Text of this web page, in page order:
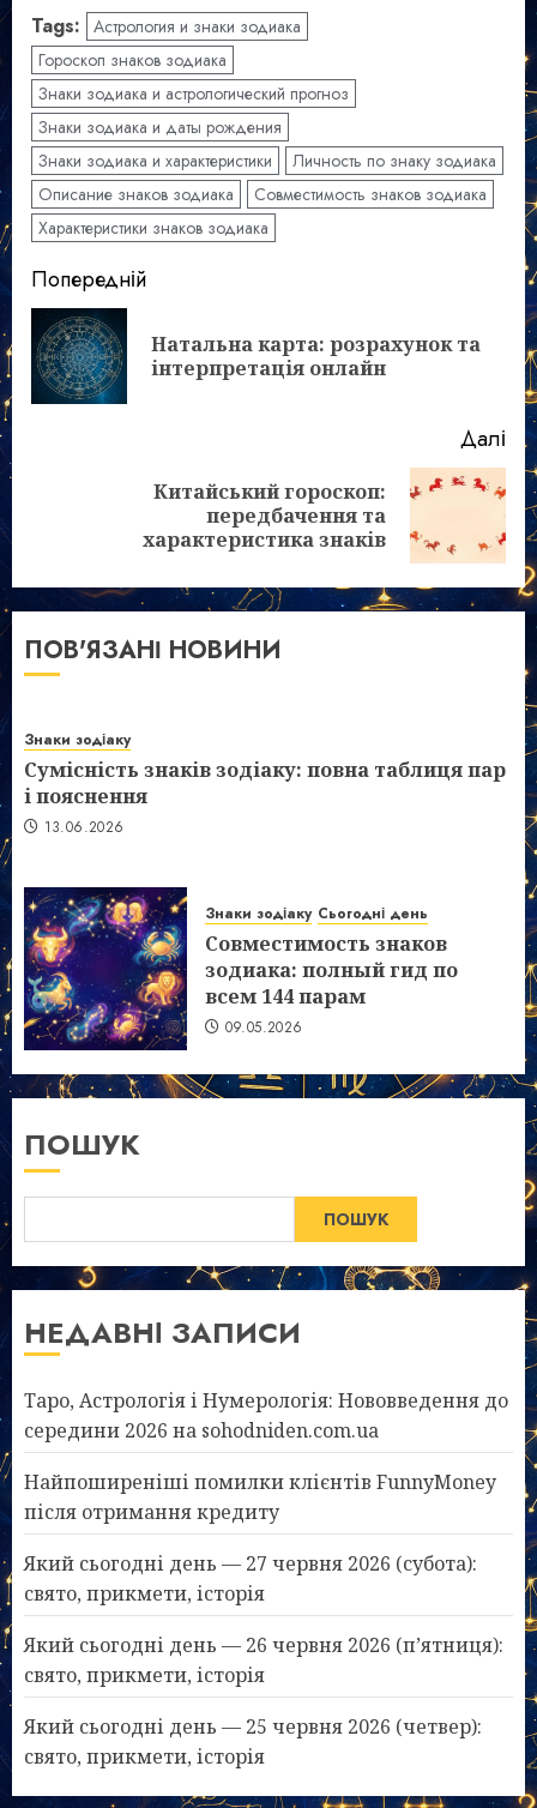
Tags: Астрология и знаки зодиака
Гороскоп знаков зодиака
Знаки зодиака и астрологический прогноз
Знаки зодиака и даты рождения
Знаки зодиака и характеристики
Личность по знаку зодиака
Описание знаков зодиака
Совместимость знаков зодиака
Характеристики знаков зодиака
Post
navigation
Попередній
Натальна карта: розрахунок та
інтерпретація онлайн
Далі
Китайський гороскоп:
передбачення та
характеристика знаків
ПОВ'ЯЗАНІ НОВИНИ
Знаки зодіаку
Сумісність знаків зодіаку: повна таблиця пар
і пояснення
13.06.2026
Знаки зодіаку Сьогодні день
Совместимость знаков
зодиака: полный гид по
всем 144 парам
09.05.2026
ПОШУК
ПОШУК
НЕДАВНІ ЗАПИСИ
Таро, Астрологія і Нумерологія: Нововведення до
середини 2026 на sohodniden.com.ua
Найпоширеніші помилки клієнтів FunnyMoney
після отримання кредиту
Який сьогодні день — 27 червня 2026 (субота):
свято, прикмети, історія
Який сьогодні день — 26 червня 2026 (п’ятниця):
свято, прикмети, історія
Який сьогодні день — 25 червня 2026 (четвер):
свято, прикмети, історія